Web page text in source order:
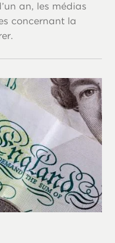
an, les médias
concernant la